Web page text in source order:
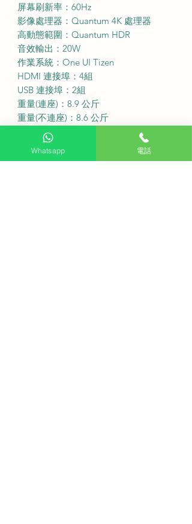
屏幕刷新率：60Hz
影像處理器：Quantum 4K 處理器
高動態範圍：Quantum HDR
音效輸出：20W
作業系統：One UI Tizen
HDMI 連接埠：4組
USB 連接埠：2組
重量(連座)：8.9 公斤
重量(不連座)：8.6 公斤
免費座檯安裝：購買此產品可享免費
座檯安裝服務
Whatsapp 電話